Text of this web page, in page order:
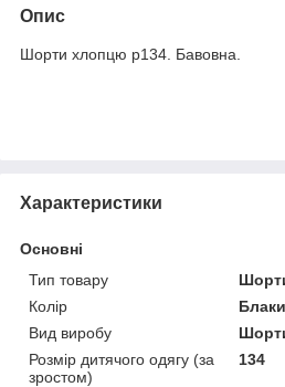
Опис
Шорти хлопцю р134. Бавовна.
Характеристики
Основні
Тип товару
Колір
Вид виробу
Розмір дитячого одягу (за
зростом)
134